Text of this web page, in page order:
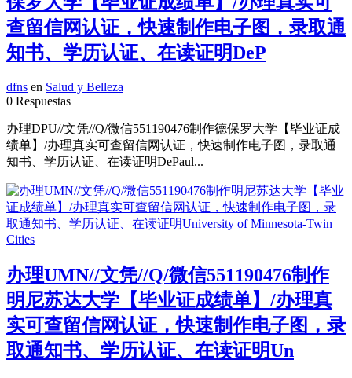
查留信网认证，快速制作电子图，录取通
知书、学历认证、在读证明DeP
dfns en Salud y Belleza
0 Respuestas
办理DPU//文凭//Q/微信551190476制作德保罗大学【毕业证成
绩单】/办理真实可查留信网认证，快速制作电子图，录取通
知书、学历认证、在读证明DePaul...
办理UMN//文凭//Q/微信551190476制作
明尼苏达大学【毕业证成绩单】/办理真
实可查留信网认证，快速制作电子图，录
取通知书、学历认证、在读证明Un